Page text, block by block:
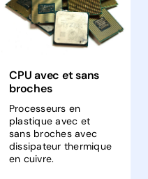
CPU avec et sans
broches
Processeurs en
plastique avec et
sans broches avec
dissipateur thermique
en cuivre.